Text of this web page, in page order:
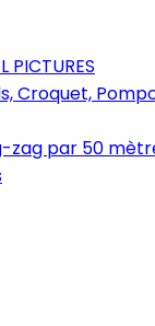
PICTURES
Croquet,
zag par 50